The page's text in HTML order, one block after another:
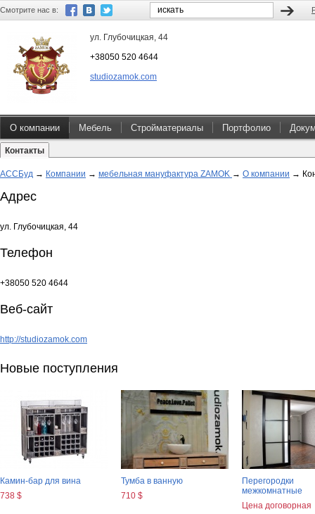
Смотрите нас в:
ул. Глубочицкая, 44
+38050 520 4644
studiozamok.com
О компании Мебель Стройматериалы Портфолио
Контакты
АССБуд → Компании → мебельная мануфактура ZAMOK → О компании →
Адрес
ул. Глубочицкая, 44
Телефон
+38050 520 4644
Веб-сайт
http://studiozamok.com
Новые поступления
Камин-бар для вина
738 $
Тумба в ванную
710 $
Перегородки
межкомнатные
Цена договорная